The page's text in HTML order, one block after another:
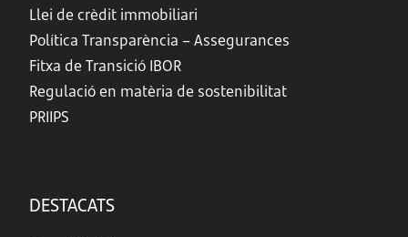
Llei de crèdit immobiliari
Política Transparència – Assegurances
Fitxa de Transició IBOR
Regulació en matèria de sostenibilitat
PRIIPS
DESTACATS